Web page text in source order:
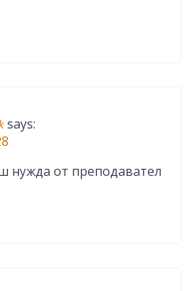
says:
нужда от преподавател